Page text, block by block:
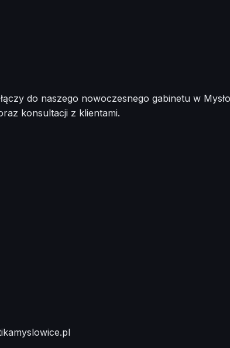
do naszego nowoczesnego gabinetu w
konsultacji z klientami.